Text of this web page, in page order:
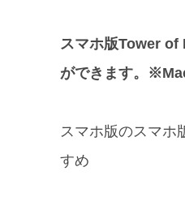
スマホ版Tower of
ができます。
スマホ版のスマホ
すめ